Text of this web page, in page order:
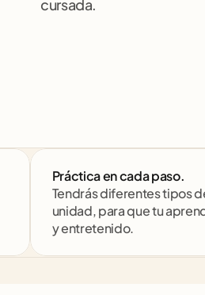
cursada.
Práctica en cada paso.
Tendrás diferentes tipos
unidad, para que tu
y entretenido.